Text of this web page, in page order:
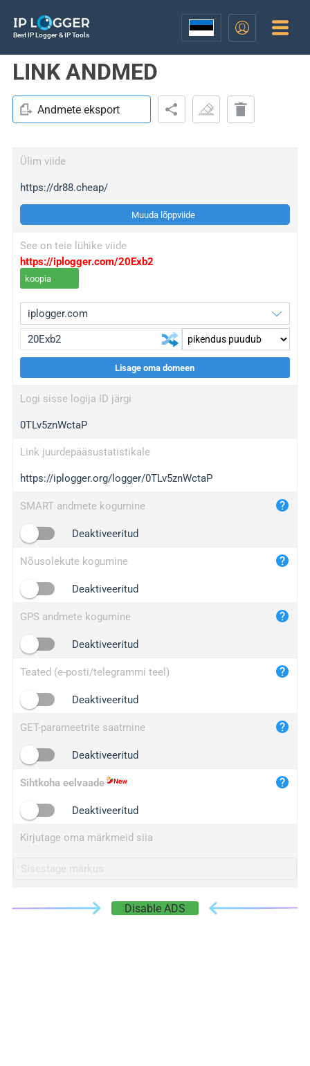
Best IP Logger & IP Tools
LINK ANDMED
Andmete eksport
Ülim viide
https://dr88.cheap/
Muuda lõppviide
See on teie lühike viide
https://iplogger.com/20Exb2
koopia
wl.gl
ed.tc
bc.ax
iplogger.com
maper.info
2no.co
yip.su
iplogger.info
Lisage oma domeen
Logi sisse logija ID järgi
0TLv5znWctaP
Link juurdepääsustatistikale
https://iplogger.org/logger/0TLv5znWctaP
SMART andmete kogumine
Deaktiveeritud
Nõusolekute kogumine
Deaktiveeritud
GPS andmete kogumine
Deaktiveeritud
Teated (e-posti/telegrammi teel)
Deaktiveeritud
GET-parameetrite saatmine
Deaktiveeritud
Sihtkoha eelvaade
Deaktiveeritud
Kirjutage oma märkmeid siia
Disable ADS